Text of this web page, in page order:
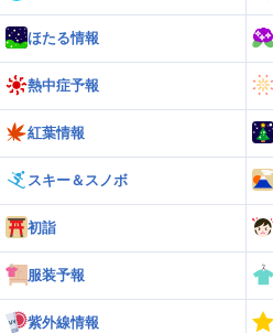
ほたる情報
熱中症予報
紅葉情報
スキー＆スノボ
初詣
服装予報
紫外線情報